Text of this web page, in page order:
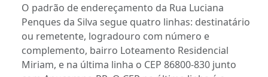
O padrão de endereçamento da Rua Luciana
Penques da Silva segue quatro linhas: destinatário
ou remetente, logradouro com número e
complemento, bairro Loteamento Residencial
Miriam, e na última linha o CEP 86800-830 junto